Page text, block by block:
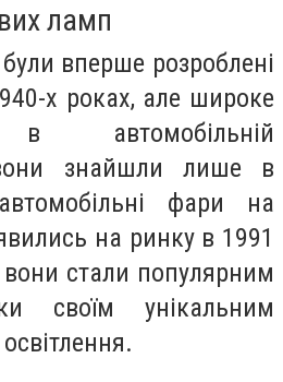
ламп
були вперше розроблені
х роках, але широке
в автомобільній
знайшли лише в
фари на
на ринку в 1991
вони стали популярним
своїм унікальним